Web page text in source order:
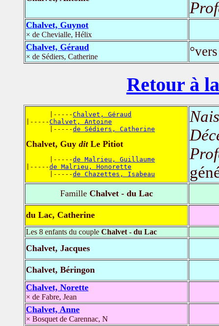
Chalvet, Guynot
× de Chevialle, Hélix
Chalvet, Géraud
× de Sédiers, Catherine
Retour à
      |-----
Chalvet, Géraud
|-----Chalvet, Antoine
      |-----
de Sédiers, Catherine
Chalvet, Guy ditLe Pitiot
      |-----
de Malrieu, Guillaume
|-----de Malrieu, Honorette
      |-----
de Chazettes, Isabeau
FamilleChalvet - du Lac
du Lac, Catherine
Les 8 enfants du couple Chalvet - du Lac
Chalvet, Jacques
Chalvet, Béringon
Chalvet, Norette
× de Fabre, Jean
Chalvet, Anne
× Bosquet de Carennac, N